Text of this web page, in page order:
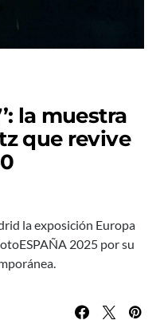
la muestra
que revive
la exposición Europa
2025 por su